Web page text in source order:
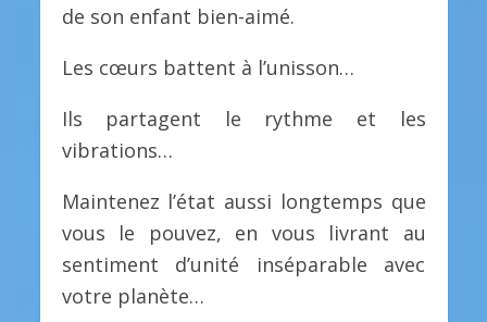
de son enfant bien-aimé.
Les cœurs battent à l’unisson…
Ils partagent le rythme et les
vibrations…
Maintenez l’état aussi longtemps que
vous le pouvez, en vous livrant au
sentiment d’unité inséparable avec
votre planète…